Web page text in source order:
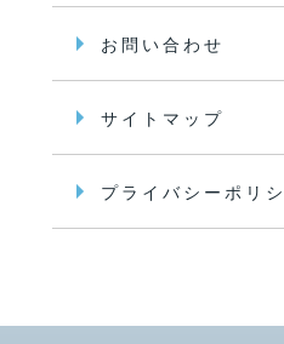
お問い合わせ
サイトマップ
プライバシーポリ